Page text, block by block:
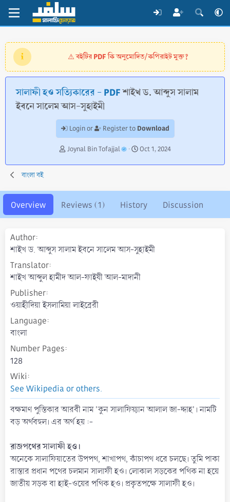
⚠️বইটির PDF কি অনুমোদিত/কপিরাইট মুক্ত?
সালাফী হও সত্যিকারের - PDFশাইখ ড. আব্দুস সালাম
ইবনে সালেম আস-সুহাইমী
Login or Register to Download
A
t
Joynal Bin Tofajjal
C
e
o
n
t
e
Oct 1, 2024
বাংলা বই
Overview Reviews (1) History Discussion
Author
শাইখ ড. আব্দুস সালাম ইবনে সালেম আস-সুহাইমী
Translator
শাইখ আব্দুল হামীদ আল-ফাইযী আল-মাদানী
Publisher
ওয়াহীদিয়া ইসলামিয়া লাইব্রেরী
Language
বাংলা
Number Pages
128
Wiki
See Wikipedia or others.
বক্ষমাণ পুস্তিকার আরবী নাম 'কুন সালাফিয়্যান আলাল জা-দ্দাহ'। নামটি
বড় অর্থবহুল। এর অর্থ হয় :-
রাজপথের সালাফী হও।
অনেকে সালাফিয়াতের উপপথ, শাখাপথ, কাঁচাপথ ধরে চলছে। তুমি পাকা
রাস্তার প্রধান পথের চলমান সালাফী হও। লোকাল সড়কের পথিক না হয়ে
জাতীয় সড়ক বা হাই-ওয়ের পথিক হও। প্রকৃতপক্ষে সালাফী হও।